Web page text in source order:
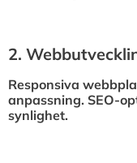
2.⁠
Responsiva
anpassning. SEO-
synlighet.